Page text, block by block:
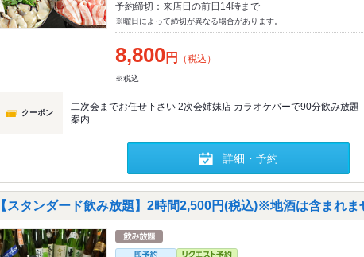
予約締切：来店日の前日14時まで
※曜日によって締切が異なる場合があります。
8,800円 （税込）
※税込
クーポン
二次会までお任せ下さい 2次会姉妹店 カラオケバーで90分飲み放
案内
詳細・予約
【スタンダード飲み放題】2時間2,500円(税込)※地酒は含まれま